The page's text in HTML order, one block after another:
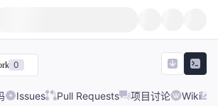
0
Issues Pull Requests 项目讨论 Wiki